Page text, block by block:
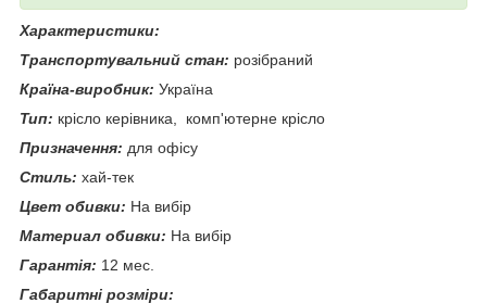
Характеристики:
Транспортувальний стан: розібраний
Країна-виробник: Україна
Тип: крісло керівника, комп'ютерне крісло
Призначення: для офісу
Стиль: хай-тек
Цвет обивки: На вибір
Материал обивки: На вибір
Гарантія: 12 мес.
Габаритні розміри: